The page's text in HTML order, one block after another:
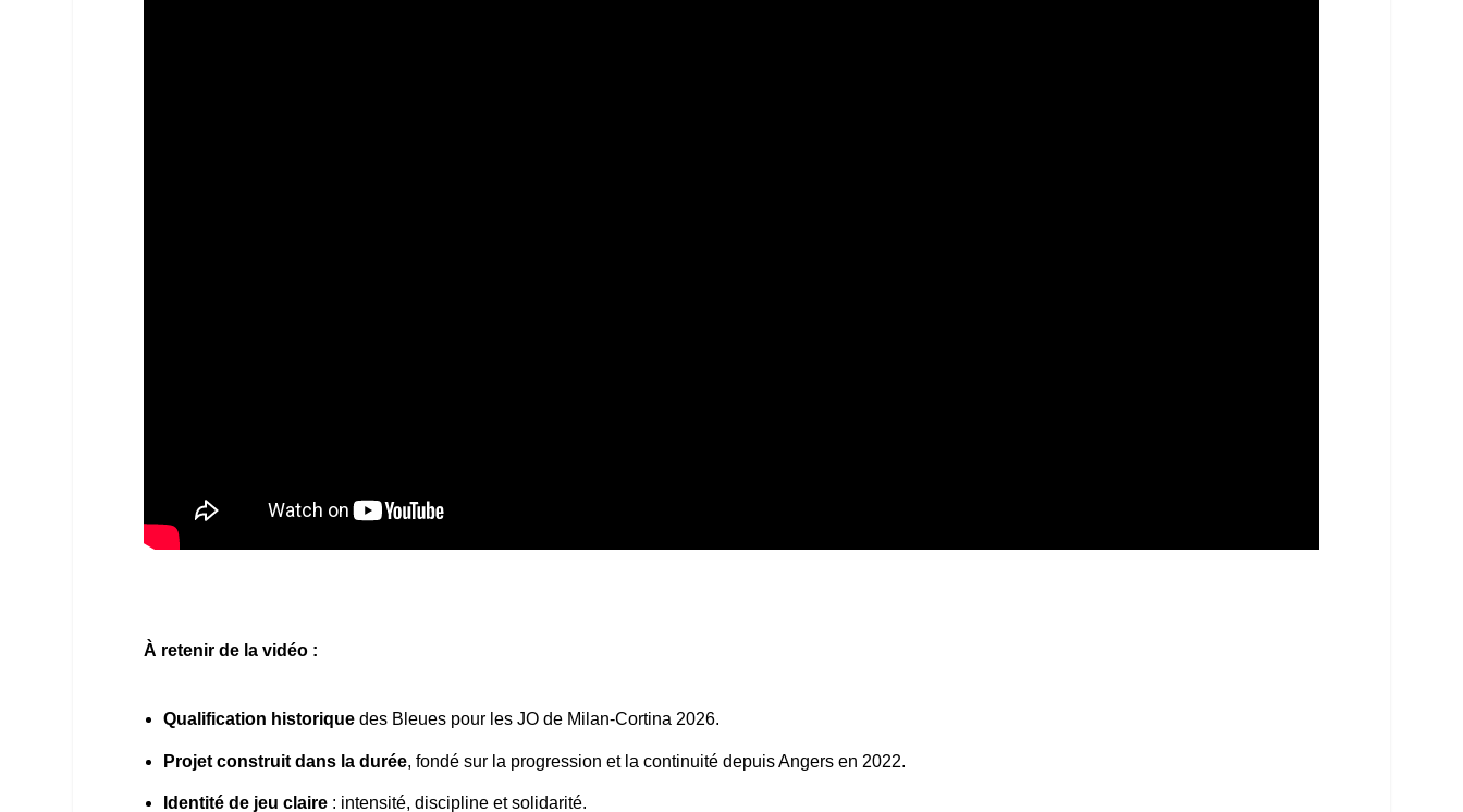
À retenir de la vidéo :
Qualification historique des Bleues pour les JO de Milan-Cortina 2026.
Projet construit dans la durée, fondé sur la progression et la continuité depuis Angers en 2022.
Identité de jeu claire : intensité, discipline et solidarité.